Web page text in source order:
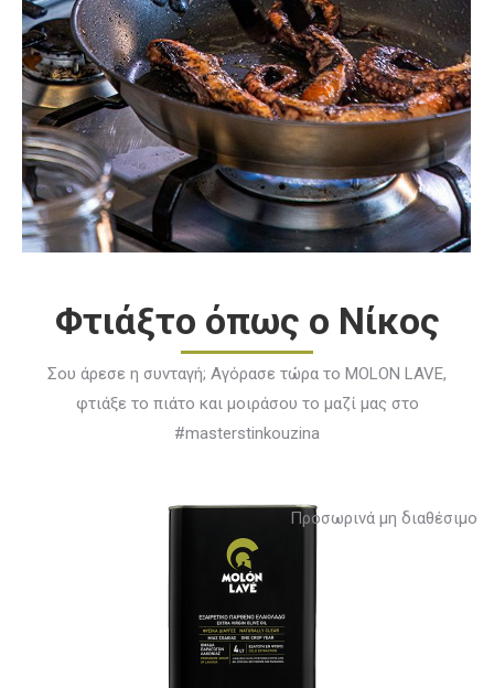
Φτιάξτο όπως ο Νίκος
Σου άρεσε η συνταγή; Αγόρασε τώρα το MOLON LAVE,
φτιάξε το πιάτο και μοιράσου το μαζί μας στο
#masterstinkouzina
Προσωρινά μη διαθέσιμο